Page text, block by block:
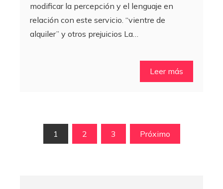
modificar la percepción y el lenguaje en
relación con este servicio. “vientre de
alquiler” y otros prejuicios La…
Leer más
Paginación
1 2 3 Próximo